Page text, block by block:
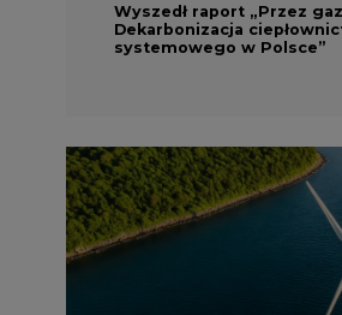
Wyszedł raport „Przez
Dekarbonizacja
systemowego w Polsce”